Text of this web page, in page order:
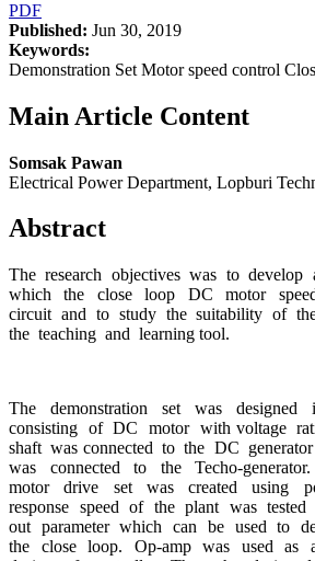
PDF
Published: Jun 30, 2019
Keywords:
Demonstration Set Motor speed control
Main Article Content
Somsak Pawan
Electrical Power Department, Lopburi
Abstract
The research objectives was to develop
which the close loop DC motor
circuit and to study the suitability of
the teaching and learning tool.
The demonstration set was
consisting of DC motor with voltage
shaft was connected to the DC
was connected to the Techo-generator.
motor drive set was created using
response speed of the plant was
out parameter which can be used to
the close loop. Op-amp was used as